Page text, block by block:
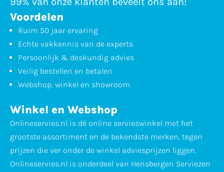
Voordelen
Ruim 50 jaar ervaring
Echte vakkennis van de experts
Persoonlijk & deskundig advies
Veilig bestellen en betalen
Webshop, winkel en showroom
Winkel en Webshop
Onlineservies.nl is dé online servieswinkel met het
grootste assortiment en de bekendste merken, tegen
prijzen die ver onder de winkel adviesprijzen liggen.
Onlineservies.nl is onderdeel van Hensbergen Serviezen